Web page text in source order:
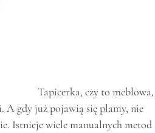
Tapicerka, czy to meblowa,
A gdy już pojawią się plamy, nie
Istnieje wiele manualnych metod